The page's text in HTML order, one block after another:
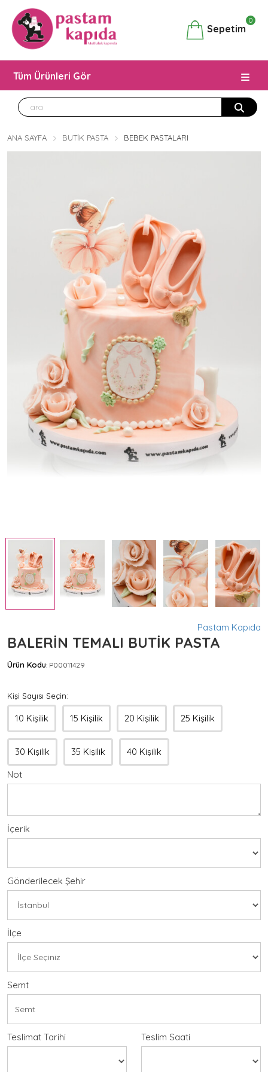
Sepetim
0
Tüm Ürünleri Gör
ANA SAYFA BUTIK PASTA BEBEK PASTALARI
Pastam Kapıda
BALERİN TEMALI BUTİK PASTA
Ürün Kodu: P00011429
Kişi Sayısı Seçin:
10 Kişilik 15 Kişilik 20 Kişilik 25 Kişilik
30 Kişilik 35 Kişilik
40 Kişilik
Not
İçerik
Gönderilecek Şehir
İlçe
Semt
Teslimat Tarihi Teslim Saati